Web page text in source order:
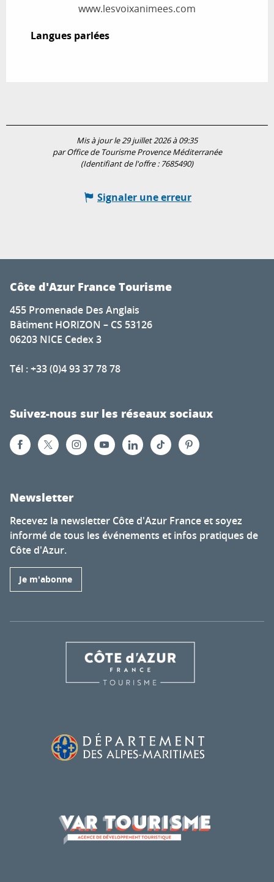
www.lesvoixanimees.com
Langues parlées
Langues parlées
Mis à jour le 29 juillet 2026 à 09:35
par Office de Tourisme Provence Méditerranée
(Identifiant de l'offre : 7685490)
Signaler une erreur
Côte d'Azur France Tourisme
455 Promenade Des Anglais
Bâtiment HORIZON – CS 53126
06203 NICE Cedex 3
Tél : +33 (0)4 93 37 78 78
Suivez-nous sur les réseaux sociaux
Newsletter
Recevez la newsletter Côte d'Azur France et soyez
informé de tous les événements et infos pratiques de
Côte d'Azur.
Je m'abonne